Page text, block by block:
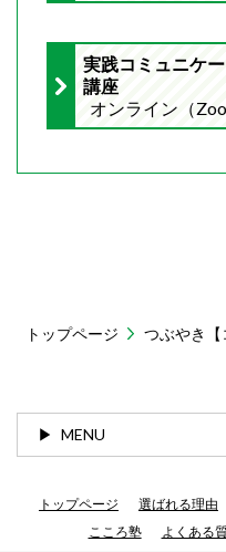
実践コミュニケ
講座
オンライン（
トップページ つぶやき【
MENU
トップページ 選ばれる理由
こころ塾
よくある